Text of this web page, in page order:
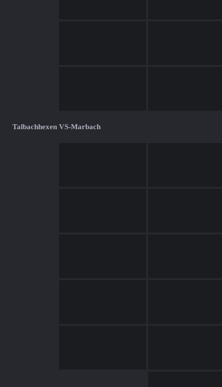
Talbachhexen VS-Marbach